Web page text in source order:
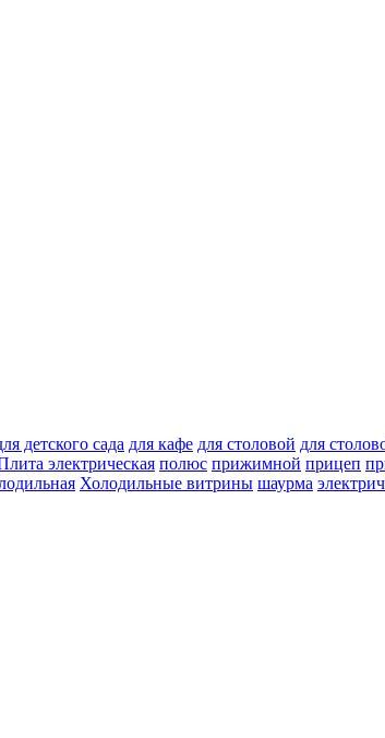
детского сада для кафе для столовой для
электрическая полюс прижимной прицеп
Холодильные витрины шаурма